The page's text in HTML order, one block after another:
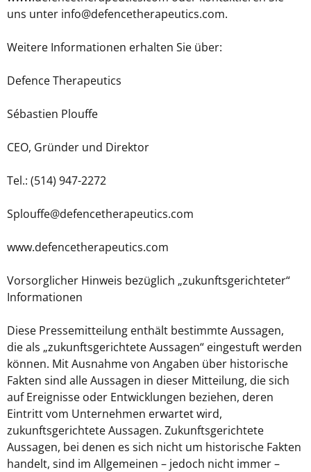
uns unter info@defencetherapeutics.com.
Weitere Informationen erhalten Sie über:
Defence Therapeutics
Sébastien Plouffe
CEO, Gründer und Direktor
Tel.: (514) 947-2272
Splouffe@defencetherapeutics.com
www.defencetherapeutics.com
Vorsorglicher Hinweis bezüglich „zukunftsgerichteter“
Informationen
Diese Pressemitteilung enthält bestimmte Aussagen,
die als „zukunftsgerichtete Aussagen“ eingestuft werden
können. Mit Ausnahme von Angaben über historische
Fakten sind alle Aussagen in dieser Mitteilung, die sich
auf Ereignisse oder Entwicklungen beziehen, deren
Eintritt vom Unternehmen erwartet wird,
zukunftsgerichtete Aussagen. Zukunftsgerichtete
Aussagen, bei denen es sich nicht um historische Fakten
handelt, sind im Allgemeinen – jedoch nicht immer –